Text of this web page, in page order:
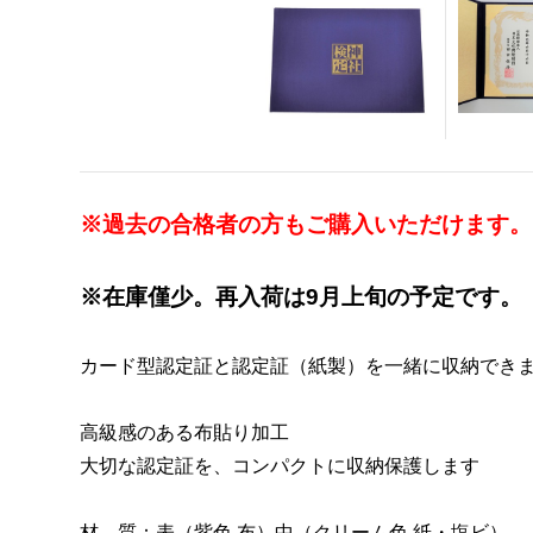
※過去の合格者の方もご購入いただけます。
※在庫僅少。再入荷は9月上旬の予定です。
カード型認定証と認定証（紙製）を一緒に収納でき
高級感のある布貼り加工
大切な認定証を、コンパクトに収納保護します